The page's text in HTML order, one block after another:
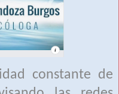
constante de